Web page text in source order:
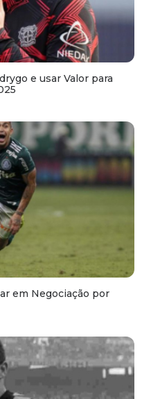
e usar Valor para
em Negociação por